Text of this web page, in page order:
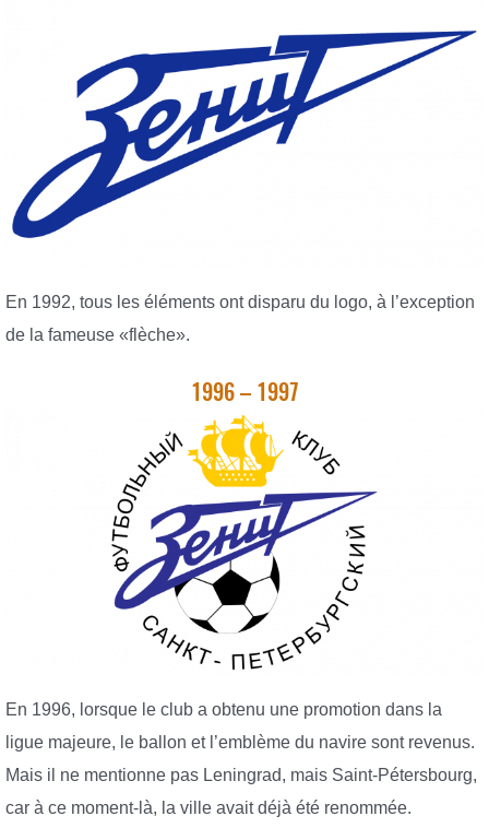
En 1992, tous les éléments ont disparu du logo, à l’exception
de la fameuse «flèche».
1996 – 1997
En 1996, lorsque le club a obtenu une promotion dans la
ligue majeure, le ballon et l’emblème du navire sont revenus.
Mais il ne mentionne pas Leningrad, mais Saint-Pétersbourg,
car à ce moment-là, la ville avait déjà été renommée.